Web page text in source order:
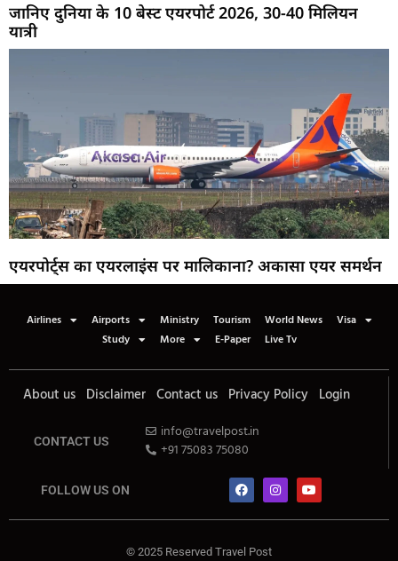
जानिए दुनिया के 10 बेस्ट एयरपोर्ट 2026, 30-40 मिलियन
यात्री
एयरपोर्ट्स का एयरलाइंस पर मालिकाना? अकासा एयर समर्थन
Airlines Airports Ministry Tourism World News
Visa
Study
More E-Paper Live Tv
About us Disclaimer Contact us Privacy Policy Login
CONTACT US
info@travelpost.in
+91 75083 75080
FOLLOW US ON
© 2025 Reserved Travel Post